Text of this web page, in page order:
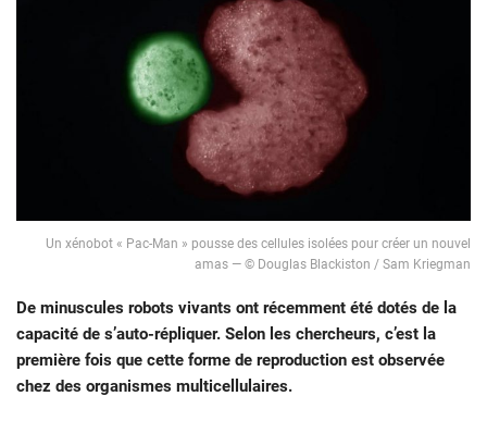
Un xénobot « Pac-Man » pousse des cellules isolées pour créer un nouvel
amas — © Douglas Blackiston / Sam Kriegman
De minuscules robots vivants ont récemment été dotés de la
capacité de s’auto-répliquer. Selon les chercheurs, c’est la
première fois que cette forme de reproduction est observée
chez des organismes multicellulaires.